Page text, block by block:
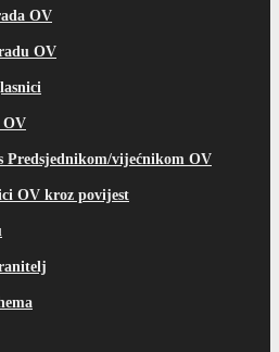
OV
OV
OV
Predsjednikom/vijećnikom OV
OV kroz povijest